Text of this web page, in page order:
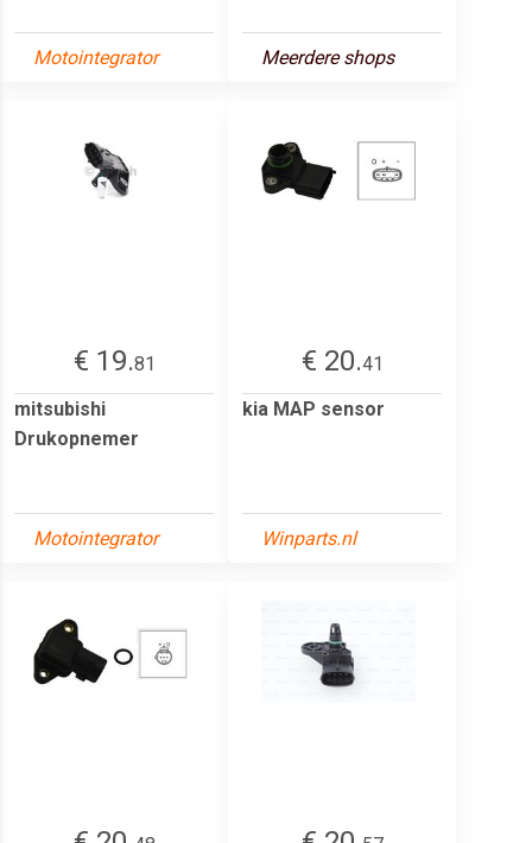
Motointegrator Meerdere shops
€ 19.81
mitsubishi
Drukopnemer
Motointegrator
€ 20.41
kia MAP sensor
Winparts.nl